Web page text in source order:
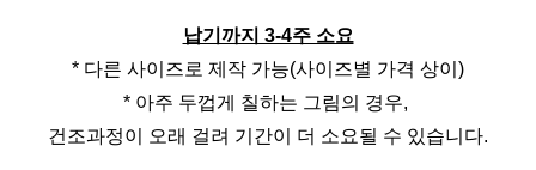
납기까지 3-4주 소요
* 다른 사이즈로 제작 가능(사이즈별 가격 상이)
* 아주 두껍게 칠하는 그림의 경우,
건조과정이 오래 걸려 기간이 더 소요될 수 있습니다.